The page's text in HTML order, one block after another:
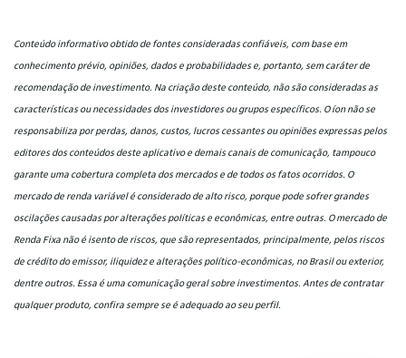
Conteúdo informativo obtido de fontes consideradas confiáveis, com base em
conhecimento prévio, opiniões, dados e probabilidades e, portanto, sem caráter de
recomendação de investimento. Na criação deste conteúdo, não são consideradas as
características ou necessidades dos investidores ou grupos específicos. O íon não se
responsabiliza por perdas, danos, custos, lucros cessantes ou opiniões expressas pelos
editores dos conteúdos deste aplicativo e demais canais de comunicação, tampouco
garante uma cobertura completa dos mercados e de todos os fatos ocorridos. O
mercado de renda variável é considerado de alto risco, porque pode sofrer grandes
oscilações causadas por alterações políticas e econômicas, entre outras. O mercado de
Renda Fixa não é isento de riscos, que são representados, principalmente, pelos riscos
de crédito do emissor, iliquidez e alterações político-econômicas, no Brasil ou exterior,
dentre outros. Essa é uma comunicação geral sobre investimentos. Antes de contratar
qualquer produto, confira sempre se é adequado ao seu perfil.